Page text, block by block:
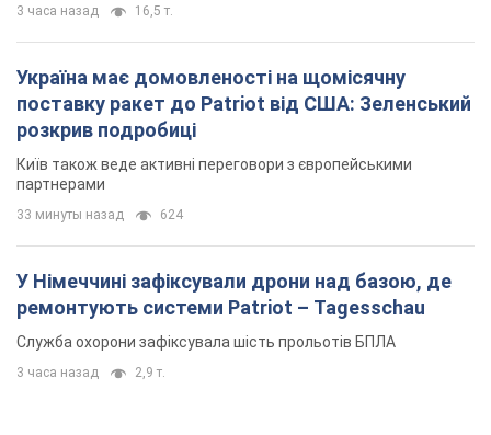
3 часа назад 16,5 т.
Україна має домовленості на щомісячну
поставку ракет до Patriot від США: Зеленський
розкрив подробиці
Київ також веде активні переговори з європейськими
партнерами
33 минуты назад 624
У Німеччині зафіксували дрони над базою, де
ремонтують системи Patriot – Tagesschau
Служба охорони зафіксувала шість прольотів БПЛА
3 часа назад 2,9 т.